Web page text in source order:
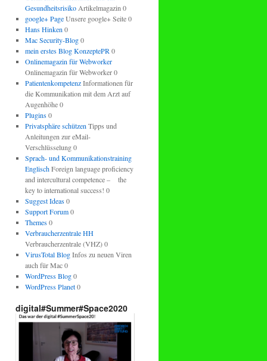
GesundheitsrisikoArtikelmagazin 0
google+ PageUnsere google+ Seite 0
Hans Hinken 0
Mac Security-Blog0
mein erstes Blog KonzeptePR 0
Onlinemagazin für Webworker
Onlinemagazin für Webworker 0
PatientenkompetenzInformationen für
die Kommunikation mit dem Arzt auf
Augenhöhe 0
Plugins0
Privatsphäre schützen Tipps und
Anleitungen zur eMail-
Verschlüsselung 0
Sprach- und Kommunikationstraining
EnglischForeign language proficiency
and intercultural competence – the
key to international success! 0
Suggest Ideas0
Support Forum0
Themes0
Verbraucherzentrale HH
Verbraucherzentrale (VHZ) 0
VirusTotal BlogInfos zu neuen Viren
auch für Mac 0
WordPress Blog0
WordPress Planet0
digital#Summer#Space2020